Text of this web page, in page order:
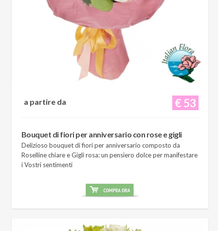
€ 53
a partire da
Bouquet di fiori per anniversario con rose e gigli
Delizioso bouquet di fiori per anniversario composto da
Roselline chiare e Gigli rosa: un pensiero dolce per manifestare
i Vostri sentimenti